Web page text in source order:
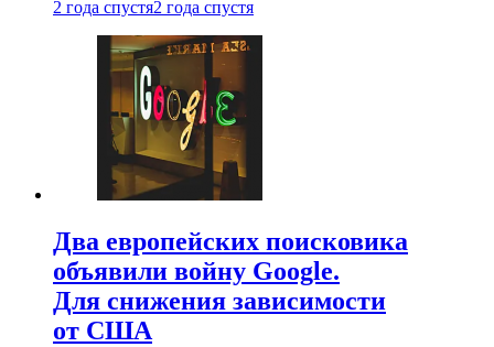
2 года спустя2 года спустя
Два европейских поисковика
объявили войну Google.
Для снижения зависимости
от США